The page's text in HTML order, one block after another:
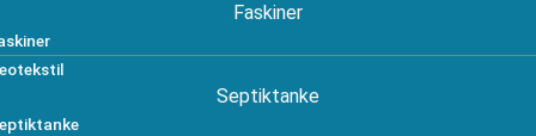
Faskiner
Septiktanke